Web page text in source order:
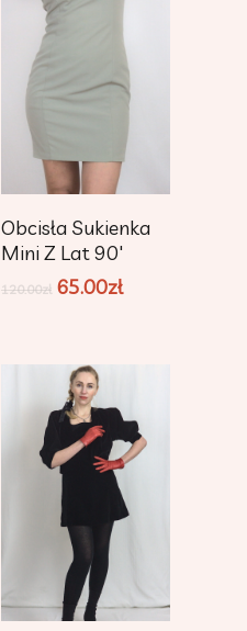
Dodaj Do
Koszyka
Obcisła Sukienka
Mini Z Lat 90′
120.00zł 65.00zł